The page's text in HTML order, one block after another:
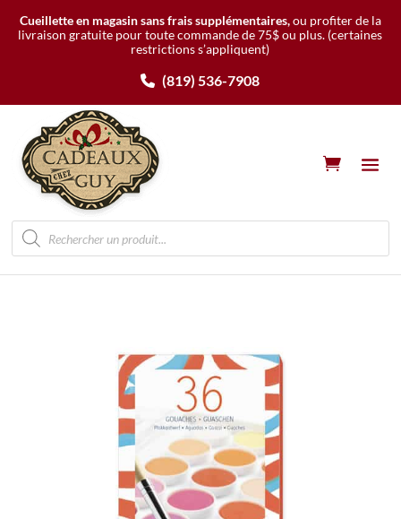
Cueillette en magasin sans frais supplémentaires,ou profiter de la
livraison gratuite pour toute commande de 75$ ou plus. (certaines
restrictions s’appliquent)
(819) 536-7908
Recherche
de
produits